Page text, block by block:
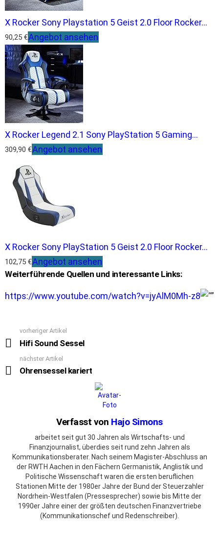
X Rocker Sony Playstation 5 Geist 2.0 Floor Rocker...
90,25 €Angebot ansehen
X Rocker Legend 2.1 Sony PlayStation 5 Gaming...
309,90 €Angebot ansehen
X Rocker Sony PlayStation 5 Geist 2.0 Floor Rocker...
102,75 €Angebot ansehen
Weiterführende Quellen und interessante Links:
https://www.youtube.com/watch?v=jyAlM0Mh-z8
more
vorheriger Artikel
Hifi Sound Sessel
nächster Artikel
Ohrensessel kariert
Verfasst von Hajo Simons
arbeitet seit gut 30 Jahren als Wirtschafts- und
Finanzjournalist, überdies seit rund zehn Jahren als
Kommunikationsberater. Nach seinem Magister-Abschluss an
der RWTH Aachen in den Fächern Germanistik, Anglistik und
Politische Wissenschaft waren die ersten beruflichen
Stationen Mitte der 1980er Jahre der Bund der Steuerzahler
Nordrhein-Westfalen (Pressesprecher) sowie bis Mitte der
1990er Jahre einer der größten deutschen Finanzvertriebe
(Kommunikationschef und Redenschreiber).